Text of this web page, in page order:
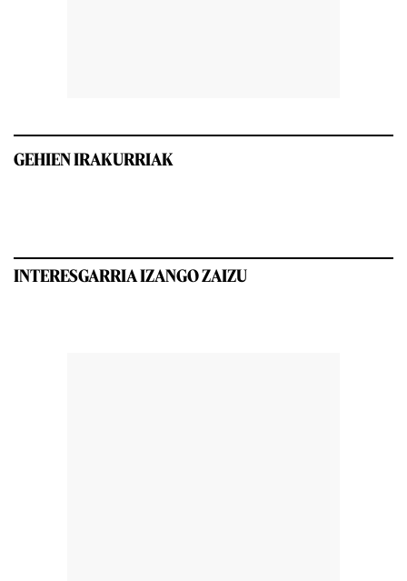
GEHIEN IRAKURRIAK
INTERESGARRIA IZANGO ZAIZU